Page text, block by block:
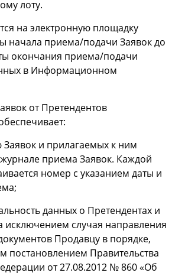
лоту.
на электронную площадку
начала приема/подачи Заявок до
окончания приема/подачи
в Информационном
от Претендентов
Заявок и прилагаемых к ним
приема Заявок. Каждой
номер с указанием даты и
данных о Претендентах и
исключением случая направления
Продавцу в порядке,
постановлением Правительства
от 27.08.2012 № 860 «Об